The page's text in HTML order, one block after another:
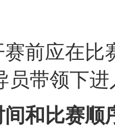
赛前应在
员带领下
和比赛